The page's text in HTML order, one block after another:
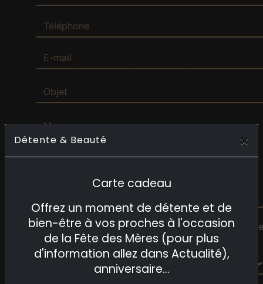
Détente & Beauté ×
Carte cadeau
Offrez un moment de détente et de
bien-être à vos proches à l'occasion
de la Fête des Mères (pour plus
d'information allez dans Actualité),
anniversaire...
Vous n'êtes pas un robot, veuillez répondre à cette
question : combien font trois plus six ?